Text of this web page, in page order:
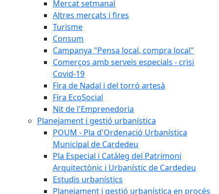
Mercat setmanal
Altres mercats i fires
Turisme
Consum
Campanya "Pensa local, compra local"
Comerços amb serveis especials - crisi
Covid-19
Fira de Nadal i del torró artesà
Fira EcoSocial
Nit de l'Emprenedoria
Planejament i gestió urbanística
POUM - Pla d'Ordenació Urbanística
Municipal de Cardedeu
Pla Especial i Catàleg del Patrimoni
Arquitectònic i Urbanístic de Cardedeu
Estudis urbanístics
Planejament i gestió urbanística en procés